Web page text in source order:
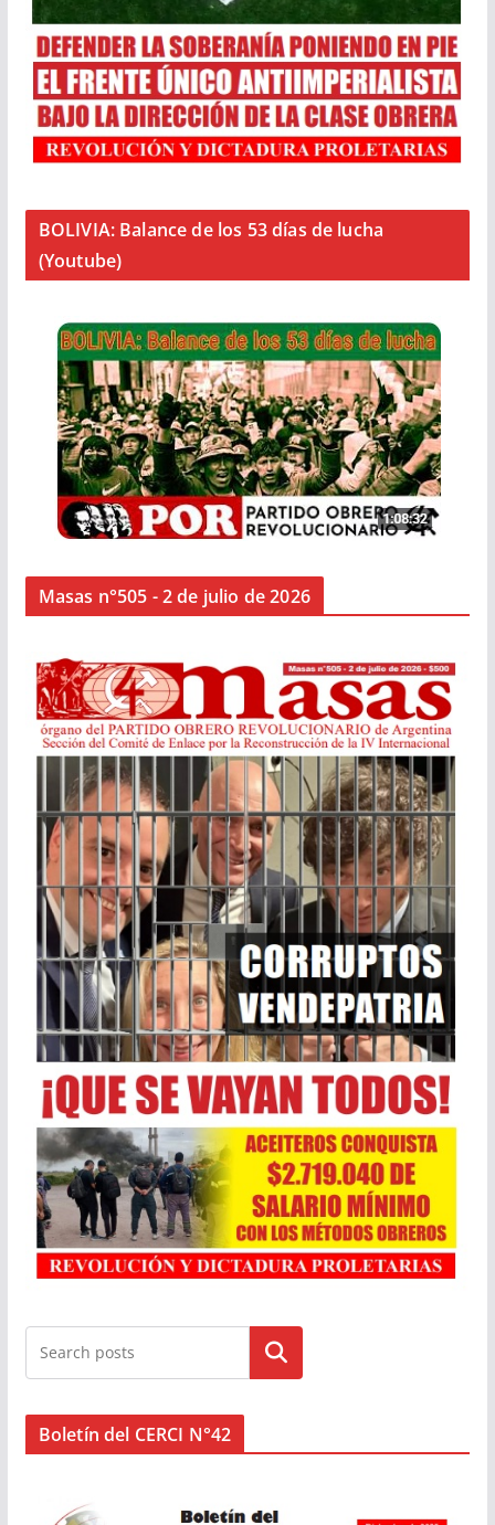
BOLIVIA: Balance de los 53 días de lucha
(Youtube)
Masas n°505 - 2 de julio de 2026
Buscar
Boletín del CERCI N°42